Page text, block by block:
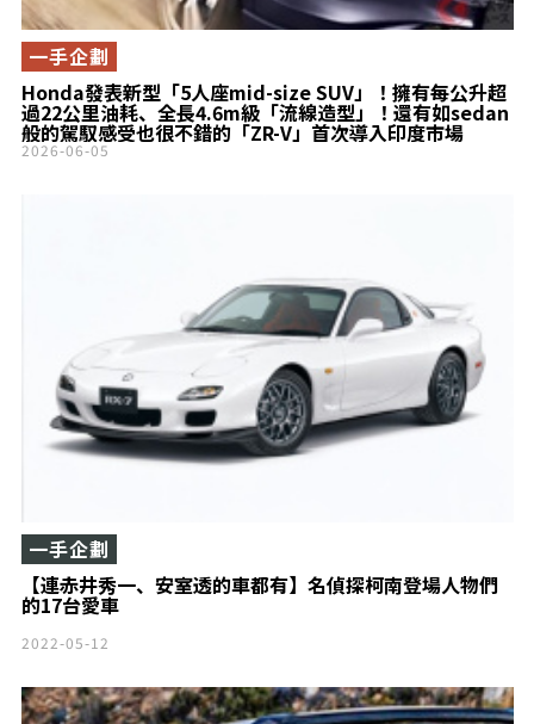
Honda發表新型「5人座mid-size SUV」！擁有每公升超
過22公里油耗、全長4.6m級「流線造型」！還有如sedan
般的駕馭感受也很不錯的「ZR-V」首次導入印度市場
一手企劃
2026-06-05
【連赤井秀一、安室透的車都有】名偵探柯南登場人物們
的17台愛車
一手企劃
2022-05-12